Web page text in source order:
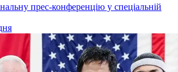
прес-конференцію у спеціальній